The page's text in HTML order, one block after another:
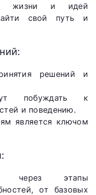
жизни и идей
свой путь и
решений и
побуждать к
и поведению.
является ключом
через этапы
от базовых